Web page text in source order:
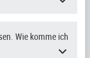
Wie komme ich